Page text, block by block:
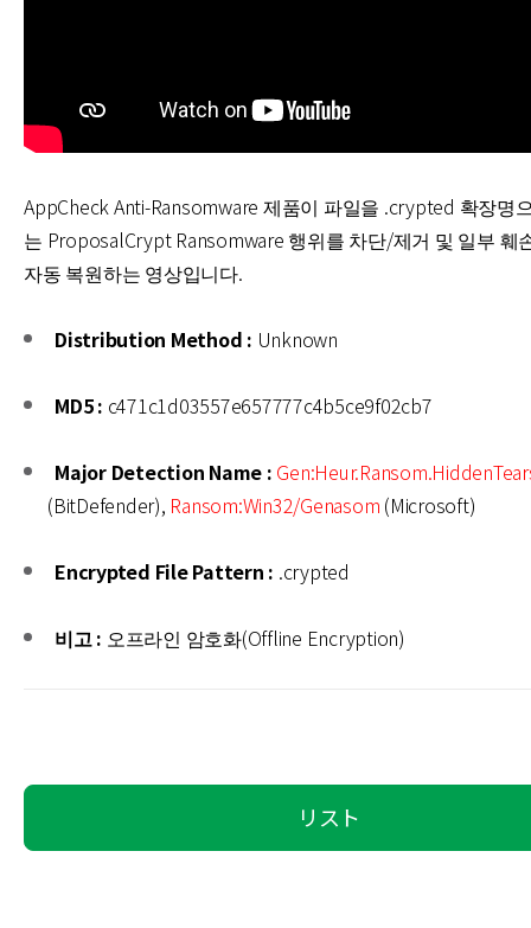
AppCheck Anti-Ransomware 제품이 파일을 .crypted 확장명
는 ProposalCrypt Ransomware 행위를 차단/제거 및 일부 훼
자동 복원하는 영상입니다.
Distribution Method : Unknown
MD5 : c471c1d03557e657777c4b5ce9f02cb7
Major Detection Name :
(BitDefender), Ransom:Win32/Genasom (Microsoft)
Encrypted File Pattern : .crypted
비고 : 오프라인 암호화(Offline Encryption)
リスト